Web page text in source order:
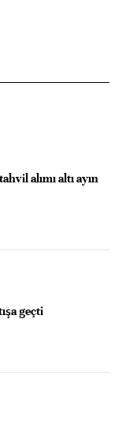
alımı altı ayın
geçti